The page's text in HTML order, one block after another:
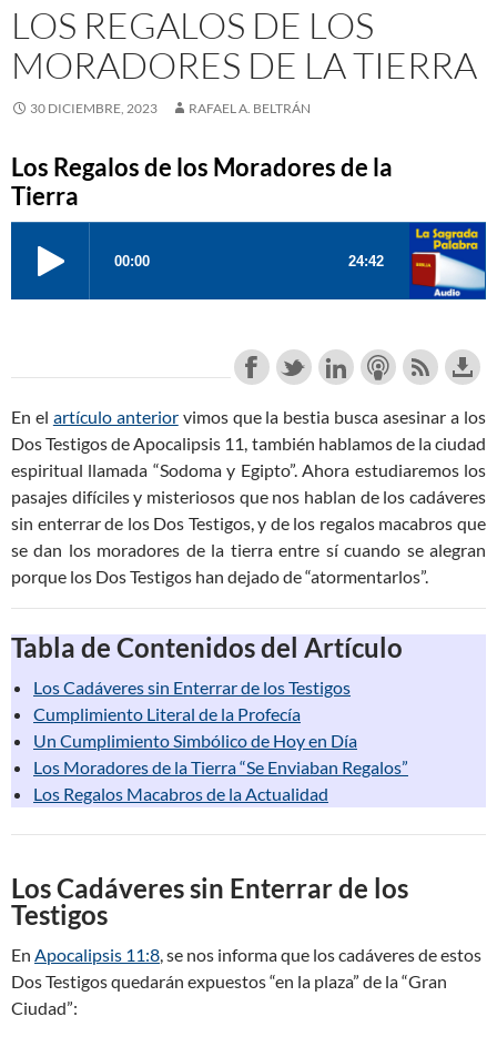
LOS REGALOS DE LOS
MORADORES DE LA TIERRA
30 DICIEMBRE, 2023 RAFAEL A. BELTRÁN
Los Regalos de los Moradores de la
Tierra
En el artículo anteriorvimos que la bestia busca asesinar a los
Dos Testigos de Apocalipsis 11, también hablamos de la ciudad
espiritual llamada “Sodoma y Egipto”. Ahora estudiaremos los
pasajes difíciles y misteriosos que nos hablan de los cadáveres
sin enterrar de los Dos Testigos, y de los regalos macabros que
se dan los moradores de la tierra entre sí cuando se alegran
porque los Dos Testigos han dejado de “atormentarlos”.
Tabla de Contenidos del Artículo
Los Cadáveres sin Enterrar de los Testigos
Cumplimiento Literal de la Profecía
Un Cumplimiento Simbólico de Hoy en Día
Los Moradores de la Tierra “Se Enviaban Regalos”
Los Regalos Macabros de la Actualidad
Los Cadáveres sin Enterrar de los
Testigos
En Apocalipsis 11:8, se nos informa que los cadáveres de estos
Dos Testigos quedarán expuestos “en la plaza” de la “Gran
Ciudad”: